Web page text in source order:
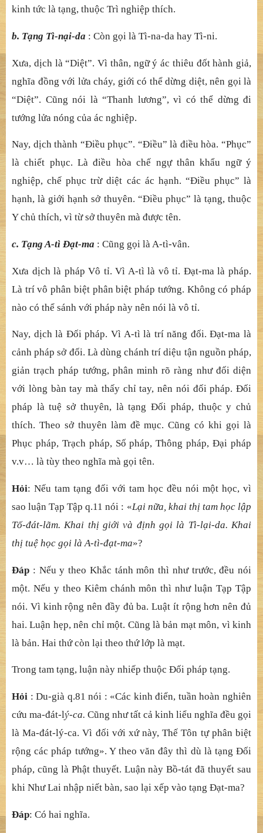
kinh tức là tạng, thuộc Trì nghiệp thích.
b. Tạng Tì-nại-da : Còn gọi là Tì-na-da hay Tì-ni.
Xưa, dịch là “Diệt”. Vì thân, ngữ ý ác thiêu đốt hành giả,
nghĩa đồng với lửa cháy, giới có thể dừng diệt, nên gọi là
“Diệt”. Cũng nói là “Thanh lương”, vì có thể dừng đi
tướng lửa nóng của ác nghiệp.
Nay, dịch thành “Điều phục”. “Điều” là điều hòa. “Phục”
là chiết phục. Là điều hòa chế ngự thân khẩu ngữ ý
nghiệp, chế phục trừ diệt các ác hạnh. “Điều phục” là
hạnh, là giới hạnh sở thuyên. “Điều phục” là tạng, thuộc
Y chủ thích, vì từ sở thuyên mà được tên.
c. Tạng A-tì Đạt-ma : Cũng gọi là A-tì-vân.
Xưa dịch là pháp Vô tỉ. Vì A-tì là vô tỉ. Đạt-ma là pháp.
Là trí vô phân biệt phân biệt pháp tướng. Không có pháp
nào có thể sánh với pháp này nên nói là vô tỉ.
Nay, dịch là Đối pháp. Vì A-tì là trí năng đối. Đạt-ma là
cảnh pháp sở đối. Là dùng chánh trí diệu tận nguồn pháp,
giản trạch pháp tướng, phân minh rõ ràng như đối diện
với lòng bàn tay mà thấy chỉ tay, nên nói đối pháp. Đối
pháp là tuệ sở thuyên, là tạng Đối pháp, thuộc y chủ
thích. Theo sở thuyên làm đề mục. Cũng có khi gọi là
Phục pháp, Trạch pháp, Số pháp, Thông pháp, Đại pháp
v.v… là tùy theo nghĩa mà gọi tên.
Hỏi: Nếu tam tạng đối với tam học đều nói một học, vì
sao luận Tạp Tập q.11 nói : «Lại nữa, khai thị tam học lập
Tố-đát-lãm. Khai thị giới và định gọi là Tì-lại-da. Khai
thị tuệ học gọi là A-tì-đạt-ma»?
Đáp : Nếu y theo Khắc tánh môn thì như trước, đều nói
một. Nếu y theo Kiêm chánh môn thì như luận Tạp Tập
nói. Vì kinh rộng nên đầy đủ ba. Luật ít rộng hơn nên đủ
hai. Luận hẹp, nên chỉ một. Cũng là bản mạt môn, vì kinh
là bản. Hai thứ còn lại theo thứ lớp là mạt.
Trong tam tạng, luận này nhiếp thuộc Đối pháp tạng.
Hỏi : Du-già q.81 nói : «Các kinh điển, tuần hoàn nghiên
cứu ma-đát-lý-ca. Cũng như tất cả kinh liểu nghĩa đều gọi
là Ma-đát-lý-ca. Vì đối với xứ này, Thế Tôn tự phân biệt
rộng các pháp tướng». Y theo văn đây thì dù là tạng Đối
pháp, cũng là Phật thuyết. Luận này Bồ-tát đã thuyết sau
khi Như Lai nhập niết bàn, sao lại xếp vào tạng Đạt-ma?
Đáp: Có hai nghĩa.